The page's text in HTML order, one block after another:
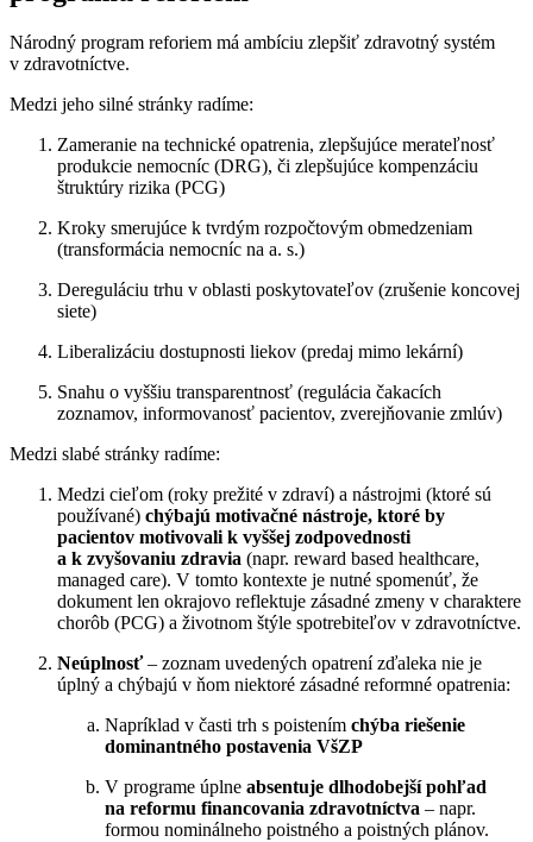
Národný program reforiem má ambíciu zlepšiť zdravotný systém
v zdravotníctve.
Medzi jeho silné stránky radíme:
Zameranie na technické opatrenia, zlepšujúce merateľnosť
produkcie nemocníc (DRG), či zlepšujúce kompenzáciu
štruktúry rizika (PCG)
Kroky smerujúce k tvrdým rozpočtovým obmedzeniam
(transformácia nemocníc na a. s.)
Dereguláciu trhu v oblasti poskytovateľov (zrušenie koncovej
siete)
Liberalizáciu dostupnosti liekov (predaj mimo lekární)
Snahu o vyššiu transparentnosť (regulácia čakacích
zoznamov, informovanosť pacientov, zverejňovanie zmlúv)
Medzi slabé stránky radíme:
Medzi cieľom (roky prežité v zdraví) a nástrojmi (ktoré sú
používané) chýbajú motivačné nástroje, ktoré by
pacientov motivovali k vyššej zodpovednosti
a k zvyšovaniu zdravia (napr. reward based healthcare,
managed care). V tomto kontexte je nutné spomenúť, že
dokument len okrajovo reflektuje zásadné zmeny v charaktere
chorôb (PCG) a životnom štýle spotrebiteľov v zdravotníctve.
Neúplnosť– zoznam uvedených opatrení zďaleka nie je
úplný a chýbajú v ňom niektoré zásadné reformné opatrenia:
Napríklad v časti trh s poistením chýba riešenie
dominantného postavenia VšZP
V programe úplne absentuje dlhodobejší pohľad
na reformu financovania zdravotníctva – napr.
formou nominálneho poistného a poistných plánov.